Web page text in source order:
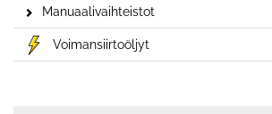
Manuaalivaihteistot
Voimansiirtoöljyt